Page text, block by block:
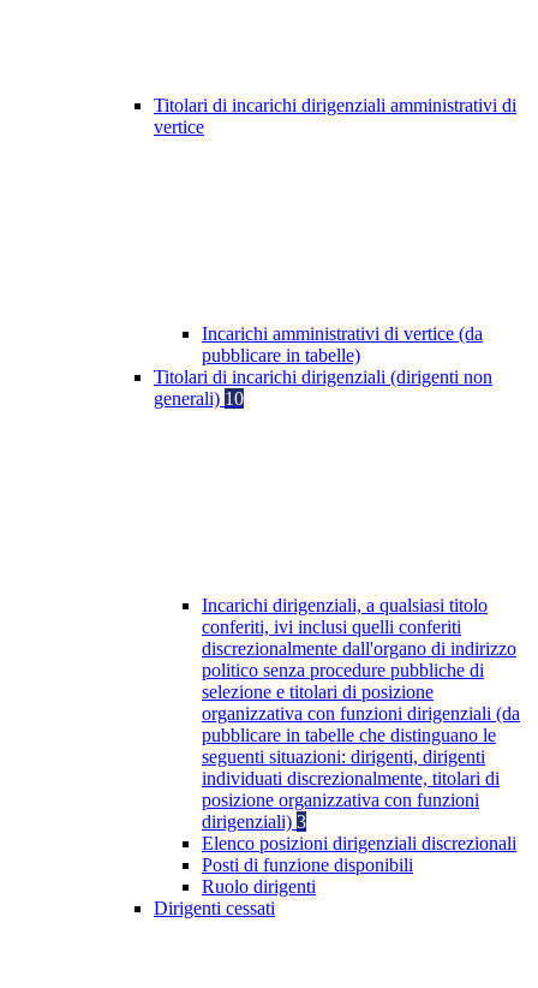
Titolari di incarichi dirigenziali amministrativi di
vertice
Incarichi amministrativi di vertice (da
pubblicare in tabelle)
Titolari di incarichi dirigenziali (dirigenti non
generali) 10
Incarichi dirigenziali, a qualsiasi titolo
conferiti, ivi inclusi quelli conferiti
discrezionalmente dall'organo di indirizzo
politico senza procedure pubbliche di
selezione e titolari di posizione
organizzativa con funzioni dirigenziali (da
pubblicare in tabelle che distinguano le
seguenti situazioni: dirigenti, dirigenti
individuati discrezionalmente, titolari di
posizione organizzativa con funzioni
dirigenziali) 3
Elenco posizioni dirigenziali discrezionali
Posti di funzione disponibili
Ruolo dirigenti
Dirigenti cessati